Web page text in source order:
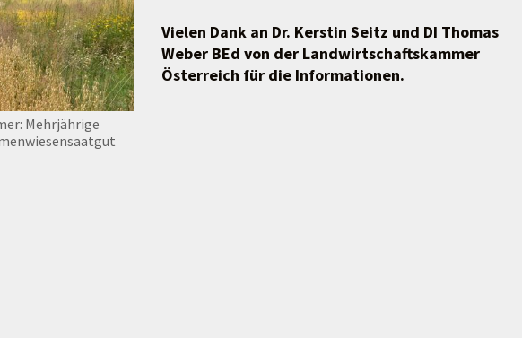
Mehrjährige
Vielen Dank an Dr. Kerstin Seitz und DI Thomas
Weber BEd von der Landwirtschaftskammer
Österreich für die Informationen.